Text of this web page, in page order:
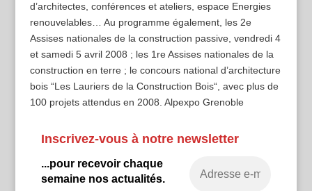
d’architectes, conférences et ateliers, espace Energies
renouvelables… Au programme également, les 2e
Assises nationales de la construction passive, vendredi 4
et samedi 5 avril 2008 ; les 1re Assises nationales de la
construction en terre ; le concours national d’architecture
bois “Les Lauriers de la Construction Bois“, avec plus de
100 projets attendus en 2008. Alpexpo Grenoble
Inscrivez-vous à notre newsletter
...pour recevoir chaque
semaine nos actualités.